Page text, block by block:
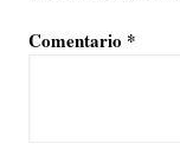
Comentario *